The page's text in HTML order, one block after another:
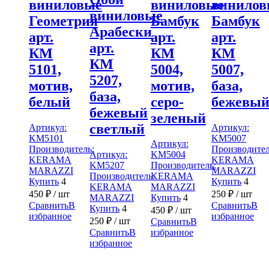
виниловые
Геометрия
арт.
КМ
5101,
мотив,
белый
Артикул:
KM5101
Производитель:
KERAMA
MARAZZI
Купить 4
450 ₽ / шт
СравнитьВ
избранное
виниловые
Арабески
арт.
КМ
5207,
база,
бежевый
светлый
Артикул:
KM5207
Производитель:
KERAMA
MARAZZI
Купить 4
250₽ / шт
СравнитьВ
избранное
виниловые
Бамбук
арт.
КМ
5004,
мотив,
серо-
зеленый
Артикул:
KM5004
Производитель:
KERAMA
MARAZZI
Купить 4
450 ₽/ шт
СравнитьВ
избранное
Бамбук
арт.
КМ
5007,
база,
бежевый
Артикул:
KM5007
KERAMA
MARAZZI
Купить 4
250 ₽/ шт
СравнитьВ
избранное